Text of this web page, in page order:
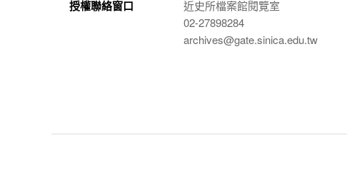
授權聯絡窗口
近史所檔案館閱覽室
02-27898284
archives@gate.sinica.edu.tw